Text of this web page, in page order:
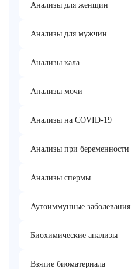
Анализы для женщин
Анализы для мужчин
Анализы кала
Анализы мочи
Анализы на COVID-19
Анализы при беременности
Анализы спермы
Аутоиммунные заболевания
Биохимические анализы
Взятие биоматериала